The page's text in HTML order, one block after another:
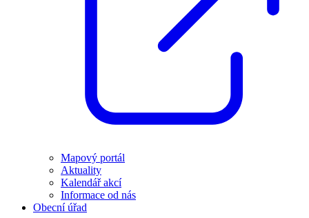
Mapový portál
Aktuality
Kalendář akcí
Informace od nás
Obecní úřad